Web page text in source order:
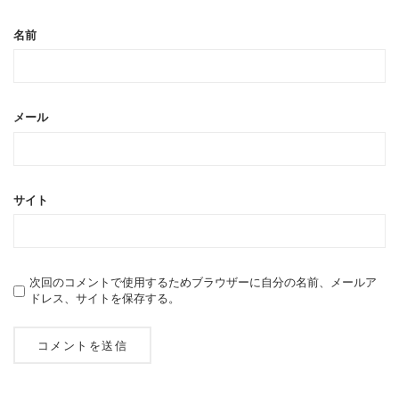
名前
メール
サイト
次回のコメントで使用するためブラウザーに自分の名前、メールア
ドレス、サイトを保存する。